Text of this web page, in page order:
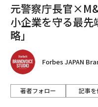
元警察庁長官
小企業を守る最先
略」
Forbes JAPAN
著者フォロー 記事を